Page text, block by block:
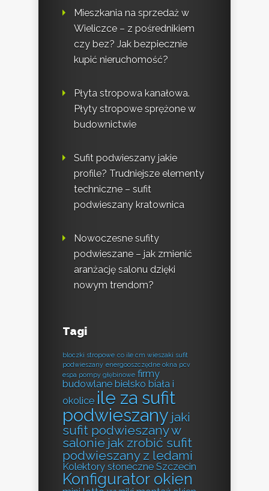
Mieszkania na sprzedaż w
Wieliczce – z pośrednikiem
czy bez? Jak bezpiecznie
kupić nieruchomość?
Płyta stropowa kanałowa.
Płyty stropowe sprężone w
budownictwie
Sufit podwieszany jakie
profile? Trudniejsze elementy
techniczne – sufit
podwieszany kratownica
Nowoczesne sufity
podwieszane – jak zmienić
aranżację salonu dzięki
nowym trendom?
Tagi
bloczki stropowe co ile cm wieszaki sufit
podwieszany energooszczędne okna pcv
espa pompy głębinowe firmy
budowlane bielsko biała i
okolice ile za sufit
podwieszany jaki
sufit podwieszany w
salonie jak zrobić sufit
podwieszany z ledami
Kolektory słoneczne Szczecin
Konfigurator okien